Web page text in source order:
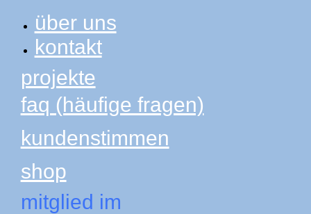
über uns
kontakt
projekte
faq (häufige fragen)
kundenstimmen
shop
mitglied im